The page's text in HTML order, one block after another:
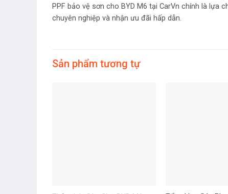
PPF bảo vệ sơn cho BYD M6 tại CarVn chính là lựa
chuyên nghiệp và nhận ưu đãi hấp dẫn.
Sản phẩm tương tự